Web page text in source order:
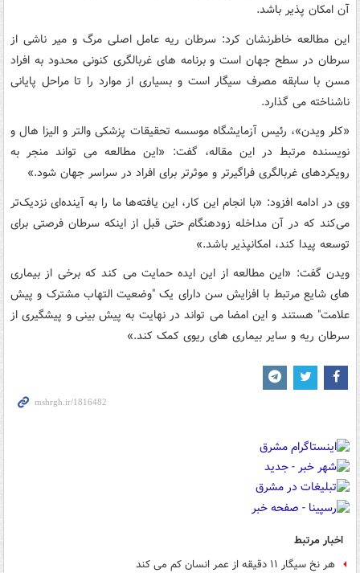
آن امکان پذیر باشد.
این مطالعه خاطرنشان کرد: سرطان ریه عامل اصلی مرگ و میر ناشی از
سرطان در سطح جهان است و برنامه های غربالگری کنونی محدود به افراد
مسن با سابقه مصرف سیگار است و بسیاری از موارد را تا مراحل پایانی
ناشناخته می گذارد.
«کلر ویدن»، رئیس آزمایشگاه موسسه تحقیقات پزشکی والتر و الیزا هال و
نویسنده مرتبط در این مقاله، گفت: «این مطالعه می تواند منجر به
رویکردهای غربالگری فراگیرتر و موثرتر برای افراد در سراسر جهان شود.»
وی در ادامه افزود: «با انجام این کار، این یافته‌ها ما را به آینده‌ای نزدیک‌تر
می‌کند که در آن مداخله زودهنگام حتی قبل از اینکه سرطان فرصتی برای
توسعه پیدا کند، امکانپذیر باشد.»
ویدن گفت: «این مطالعه از این ایده حمایت می کند که برخی از بیماری
های شایع مرتبط با افزایش سن دارای یک "وضعیت التهاب مشترک و پیش
علامت" هستند و این امضا می تواند در نهایت به پیش بینی و پیشگیری از
سرطان ریه و سایر بیماری های ریوی کمک کند.»
اخبار مرتبط
هر نخ سیگار ۱۱ دقیقه از عمر انسان کم می کند